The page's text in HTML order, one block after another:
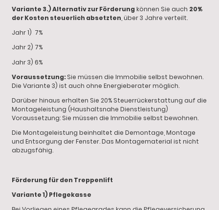
Variante 3.) Alternativ zur Förderung können Sie auch 20%
der Kosten steuerlich absetzten , über 3 Jahre verteilt.
Jahr 1) 7%
Jahr 2) 7%
Jahr 3) 6%
Voraussetzung: Sie müssen die Immobilie selbst bewohnen.
Die Variante 3) ist auch ohne Energieberater möglich.
Darüber hinaus erhalten Sie 20% Steuerrückerstattung auf die
Montageleistung (Haushaltsnahe Dienstleistung)
Voraussetzung: Sie müssen die Immobilie selbst bewohnen.
Die Montageleistung beinhaltet die Demontage, Montage
und Entsorgung der Fenster. Das Montagematerial ist nicht
abzugsfähig.
Förderung für den Treppenlift
Variante 1) Pflegekasse